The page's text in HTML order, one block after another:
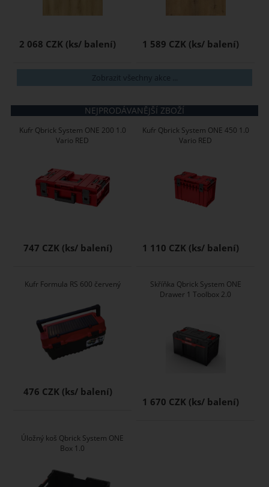
2 068 CZK 1 589 CZK
Zobrazit všechny akce ...
NEJPRODÁVANĚJŠÍ ZBOŽÍ
Kufr Qbrick System ONE 200 1.0
Vario RED
747 CZK
Kufr Qbrick System ONE 450 1.0
Vario RED
1 110 CZK
Kufr Formula RS 600 červený
476 CZK
Skříňka Qbrick System ONE
Drawer 1 Toolbox 2.0
1 670 CZK
Úložný koš Qbrick System ONE
Box 1.0